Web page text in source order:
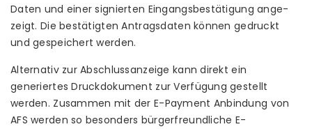
Daten und einer signierten Eingangsbestätigung ange-
zeigt. Die bestätigten Antragsdaten können gedruckt
und gespeichert werden.
Alternativ zur Abschlussanzeige kann direkt ein
generiertes Druckdokument zur Verfügung gestellt
werden. Zusammen mit der E-Payment Anbindung von
AFS werden so besonders bürgerfreundliche E-